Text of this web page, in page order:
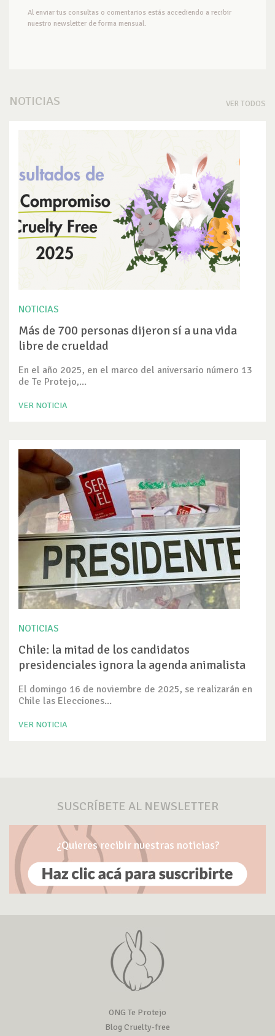
Al enviar tus consultas o comentarios estás accediendo a recibir
nuestro newsletter de forma mensual.
NOTICIAS VER TODOS
NOTICIAS
Más de 700 personas dijeron sí a una vida
libre de crueldad
En el año 2025, en el marco del aniversario número 13
de Te Protejo,...
VER NOTICIA
NOTICIAS
Chile: la mitad de los candidatos
presidenciales ignora la agenda animalista
El domingo 16 de noviembre de 2025, se realizarán en
Chile las Elecciones...
VER NOTICIA
SUSCRÍBETE AL NEWSLETTER
¿Quieres recibir nuestras noticias?
ONG Te Protejo
Blog Cruelty-free